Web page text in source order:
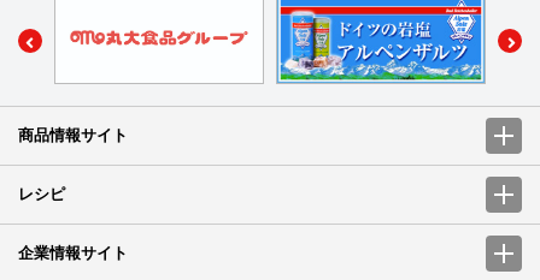
商品情報サイト
レシピ
企業情報サイト